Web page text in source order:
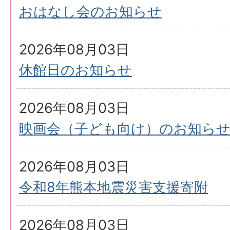
おはなし会のお知らせ
2026年08月03日
休館日のお知らせ
2026年08月03日
映画会（子ども向け）のお知らせ
2026年08月03日
令和8年熊本地震災害支援寄附
2026年08月03日